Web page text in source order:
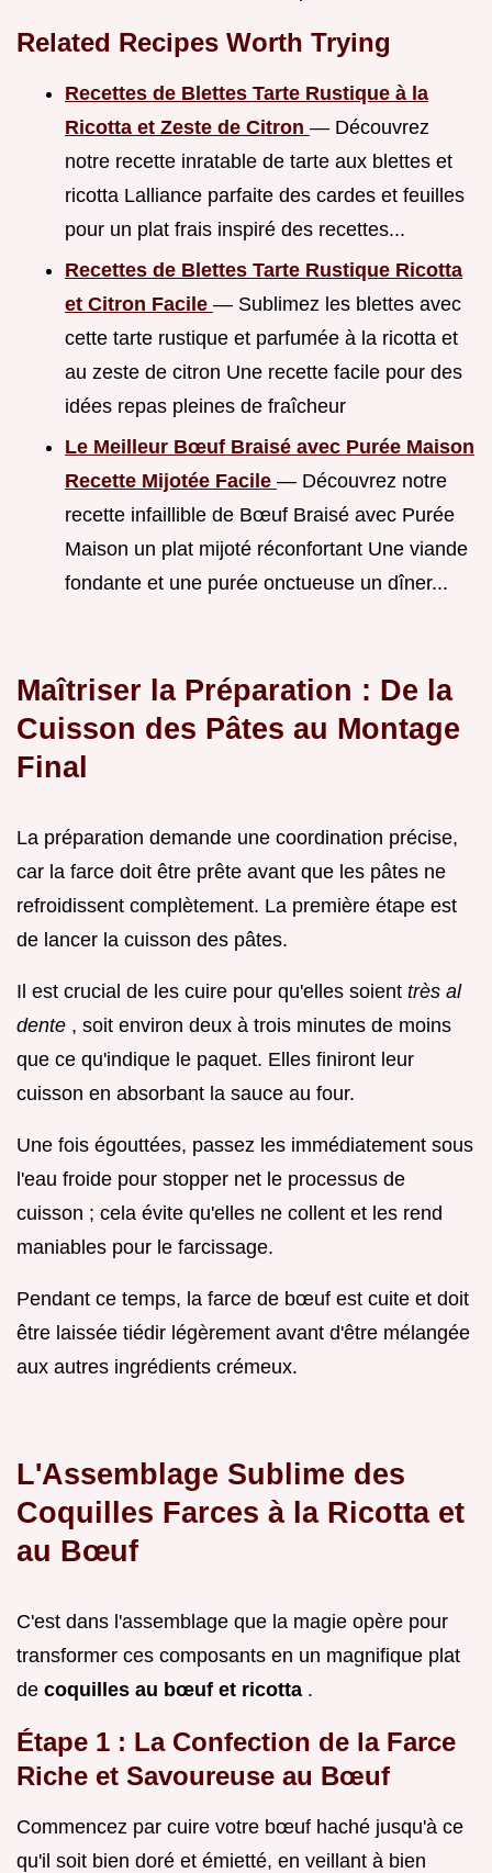
Related Recipes Worth Trying
Recettes de Blettes Tarte Rustique à la
Ricotta et Zeste de Citron — Découvrez
notre recette inratable de tarte aux blettes et
ricotta Lalliance parfaite des cardes et feuilles
pour un plat frais inspiré des recettes...
Recettes de Blettes Tarte Rustique Ricotta
et Citron Facile — Sublimez les blettes avec
cette tarte rustique et parfumée à la ricotta et
au zeste de citron Une recette facile pour des
idées repas pleines de fraîcheur
Le Meilleur Bœuf Braisé avec Purée Maison
Recette Mijotée Facile — Découvrez notre
recette infaillible de Bœuf Braisé avec Purée
Maison un plat mijoté réconfortant Une viande
fondante et une purée onctueuse un dîner...
Maîtriser la Préparation : De la
Cuisson des Pâtes au Montage
Final
La préparation demande une coordination précise,
car la farce doit être prête avant que les pâtes ne
refroidissent complètement. La première étape est
de lancer la cuisson des pâtes.
Il est crucial de les cuire pour qu'elles soient très al
dente , soit environ deux à trois minutes de moins
que ce qu'indique le paquet. Elles finiront leur
cuisson en absorbant la sauce au four.
Une fois égouttées, passez les immédiatement sous
l'eau froide pour stopper net le processus de
cuisson ; cela évite qu'elles ne collent et les rend
maniables pour le farcissage.
Pendant ce temps, la farce de bœuf est cuite et doit
être laissée tiédir légèrement avant d'être mélangée
aux autres ingrédients crémeux.
L'Assemblage Sublime des
Coquilles Farces à la Ricotta et
au Bœuf
C'est dans l'assemblage que la magie opère pour
transformer ces composants en un magnifique plat
de coquilles au bœuf et ricotta .
Étape 1 : La Confection de la Farce
Riche et Savoureuse au Bœuf
Commencez par cuire votre bœuf haché jusqu'à ce
qu'il soit bien doré et émietté, en veillant à bien